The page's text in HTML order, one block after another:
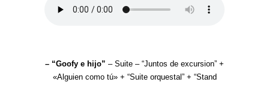
– “Goofy e hijo” – Suite – “Juntos de excursion” +
«Alguien como tú» + “Suite orquestal” + “Stand